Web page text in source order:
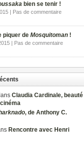
bien se tenir !
| Pas de commentaire
piquer de Mosquitoman !
| Pas de commentaire
Claudia Cardinale, beauté
, de Anthony C.
Rencontre avec Henri